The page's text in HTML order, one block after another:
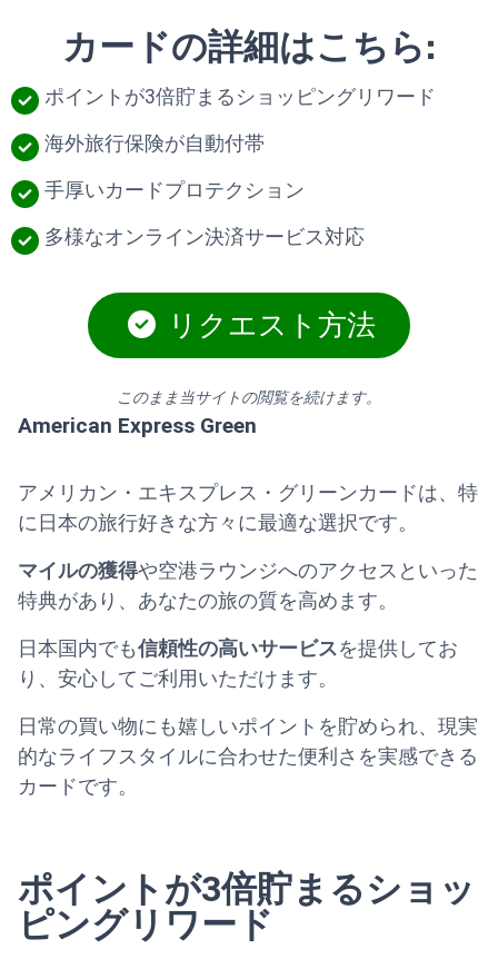
カードの詳細はこちら:
ポイントが3倍貯まるショッピングリワード
海外旅行保険が自動付帯
手厚いカードプロテクション
多様なオンライン決済サービス対応
リクエスト方法
このまま当サイトの閲覧を続けます。
American Express Green
アメリカン・エキスプレス・グリーンカードは、特
に日本の旅行好きな方々に最適な選択です。
マイルの獲得や空港ラウンジへのアクセスといった
特典があり、あなたの旅の質を高めます。
日本国内でも信頼性の高いサービスを提供してお
り、安心してご利用いただけます。
日常の買い物にも嬉しいポイントを貯められ、現実
的なライフスタイルに合わせた便利さを実感できる
カードです。
ポイントが3倍貯まるショッ
ピングリワード